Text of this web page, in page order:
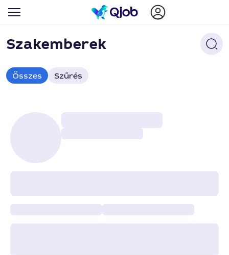
Szakemberek
Összes Szűrés